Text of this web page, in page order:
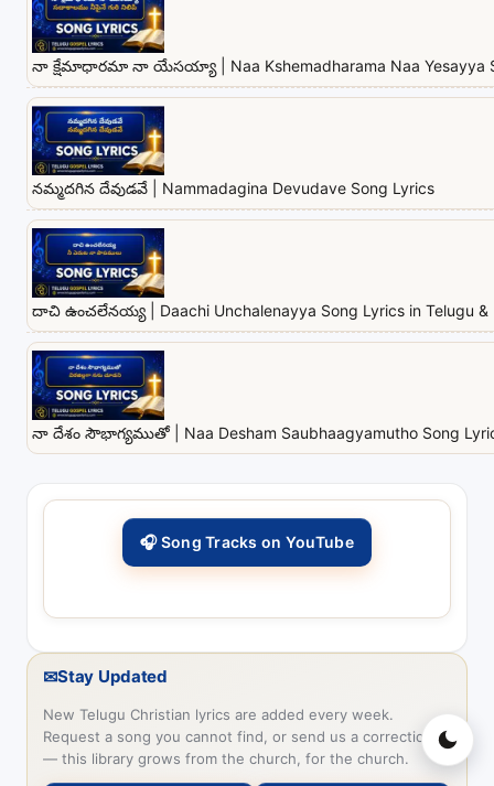
నా క్షేమాధారమా నా యేసయ్యా | Naa Kshemadharama Naa Yesayya
నమ్మదగిన దేవుడవే | Nammadagina Devudave Song Lyrics
దాచి ఉంచలేనయ్య | Daachi Unchalenayya Song Lyrics in Telugu &
నా దేశం సౌభాగ్యముతో | Naa Desham Saubhaagyamutho Song
🎧 Song Tracks on YouTube
✉Stay Updated
New Telugu Christian lyrics are added every week.
Request a song you cannot find, or send us a correction
— this library grows from the church, for the church.